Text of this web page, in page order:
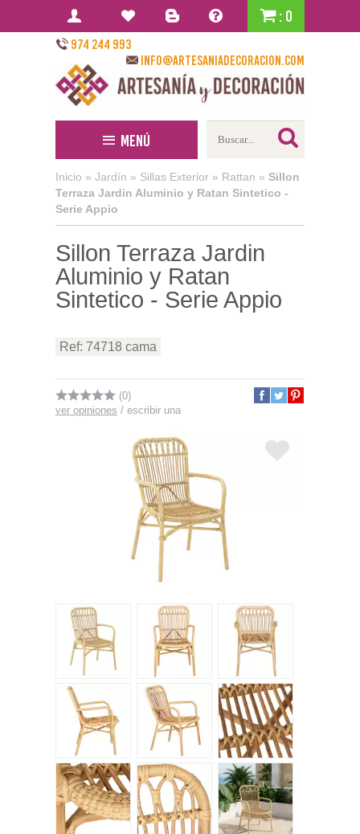
: 0
974 244 993
info@artesaniadecoracion.com
Menú
Inicio » Jardín » Sillas Exterior » Rattan » Sillon
Terraza Jardin Aluminio y Ratan Sintetico -
Serie Appio
Sillon Terraza Jardin
Aluminio y Ratan
Sintetico - Serie Appio
Ref: 74718 cama
(0)
ver opiniones / escribir una